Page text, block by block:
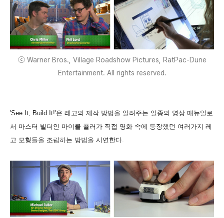
ⓒ Warner Bros., Village Roadshow Pictures, RatPac-Dune
Entertainment. All rights reserved.
'See It, Build It!'은 레고의 제작 방법을 알려주는 일종의 영상 매뉴얼로
서 마스터 빌더인 마이클 퓰러가 직접 영화 속에 등장했던 여러가지 레
고 모형들을 조립하는 방법을 시연한다.